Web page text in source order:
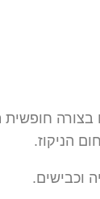
בצורה
הניקוז.
וכבישים.